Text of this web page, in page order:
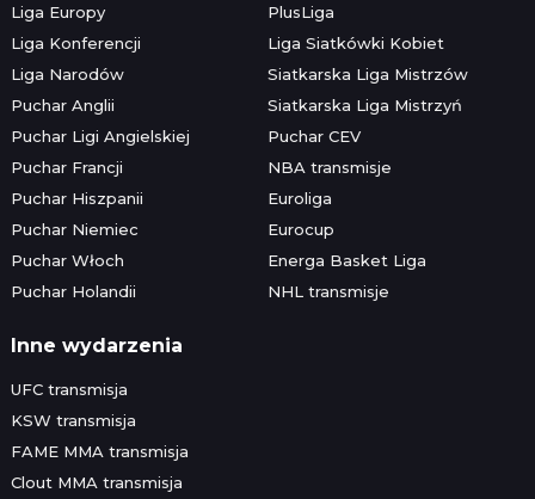
Liga Europy
Liga Konferencji
Liga Narodów
Puchar Anglii
Puchar Ligi Angielskiej
Puchar Francji
Puchar Hiszpanii
Puchar Niemiec
Puchar Włoch
Puchar Holandii
PlusLiga
Liga Siatkówki Kobiet
Siatkarska Liga Mistrzów
Siatkarska Liga Mistrzyń
Puchar CEV
NBA transmisje
Euroliga
Eurocup
Energa Basket Liga
NHL transmisje
Inne wydarzenia
UFC transmisja
KSW transmisja
FAME MMA transmisja
Clout MMA transmisja